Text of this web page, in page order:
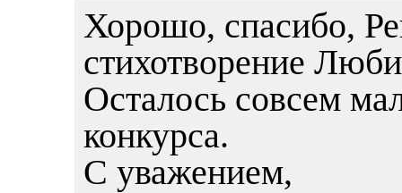
Хорошо, спасибо,
стихотворение
Осталось совсем
конкурса.
С уважением,